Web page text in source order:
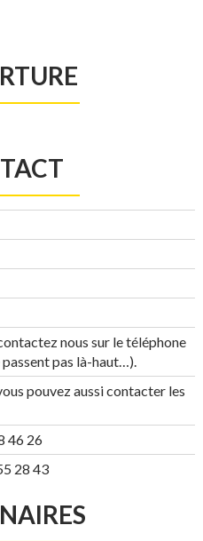
nous sur le téléphone
pas là-haut…).
pouvez aussi contacter les
46 26
28 43